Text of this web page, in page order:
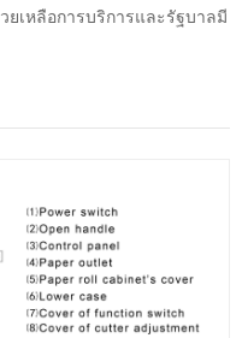
ยเหลือการบริการและรัฐบาลมี
ป วิธีที่พวกเขาสื่อสารกันได้
มพ์ได้ยังโตในเรื่องกับคนอื่น
โพรเซสเพื่อส่งข้อมูล
จารึกไป เครื่องพิมพ์ การใช้